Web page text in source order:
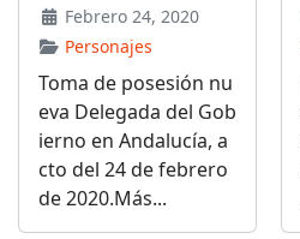
Febrero 24, 2020
Personajes
Toma de posesión nu
eva Delegada del Gob
ierno en Andalucía, a
cto del 24 de febrero
de 2020.Más...